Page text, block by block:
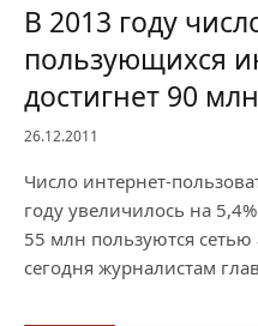
В 2013 году
пользующихся
достигнет 90 млн
26.12.2011
Число интернет-
году увеличилось на
55 млн пользуются
сегодня журналистам